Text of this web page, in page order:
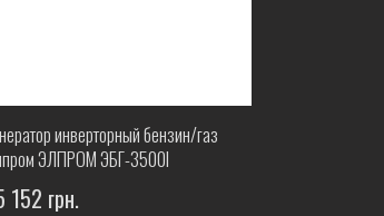
инверторный бензин/газ
ЭЛПРОМ ЭБГ-3500I
152 грн.